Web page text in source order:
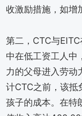
收激励措施，如增
第二，CTC与
中在低工资工人中
力的父母进入劳动
计CTC之前，该抵
孩子的成本。在特